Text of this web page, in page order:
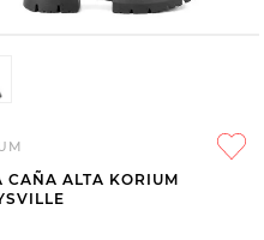
CAÑA ALTA KORIUM